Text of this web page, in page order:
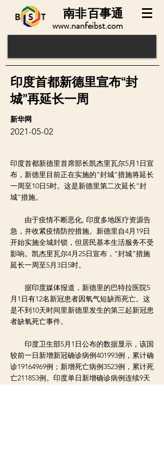
www.nanfeibst.com
百事通
南非
印度首都新德里首席部长凯杰里瓦尔5月1日宣
布，新德里目前正在实施的“封城”措施将延长
一周至10日5时。这是新德里第二次延长“封
城”措施。
由于疫情不断恶化, 印度多地医疗资源告
急，并收紧疫情防控措施。新德里自4月19日
开始实施全城封锁，但居民基本生活服务不受
影响。凯杰里瓦尔4月25日宣布，“封城”措施
延长一周至5月3日5时。
据印度媒体报道，新德里的巴特拉医院5
月1日有12名新冠患者因氧气短缺而死亡。这
是不到10天时间里新德里发生的第三起新冠患
者缺氧死亡事件。
印度卫生部5月1日公布的数据显示，该国
较前一日新增新冠确诊病例401993例，累计确
诊19164969例；新增死亡病例3523例，累计死
亡211853例。印度单日新增确诊病例连续9天
新华网
2021-05-02
印度首都新德里宣布“封
城”再延长一周